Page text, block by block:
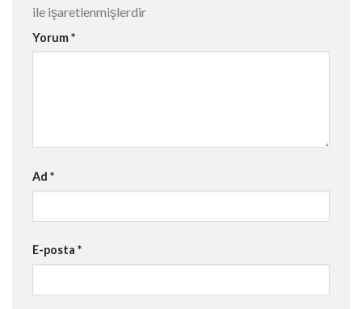
ile işaretlenmişlerdir
Yorum*
Ad *
E-posta *